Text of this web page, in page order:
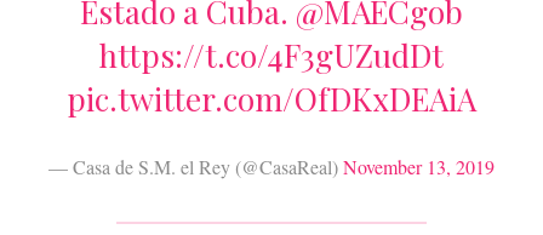
Estado a Cuba. @MAECgob
https://t.co/4F3gUZudDt
pic.twitter.com/OfDKxDEAiA
— Casa de S.M. el Rey (@CasaReal)November 13, 2019